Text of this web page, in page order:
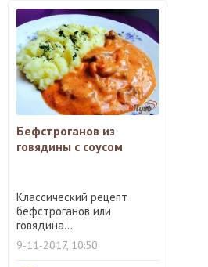
Бефстроганов из
говядины с соусом
Классический рецепт
бефстроганов или
говядина...
9-11-2017, 10:50